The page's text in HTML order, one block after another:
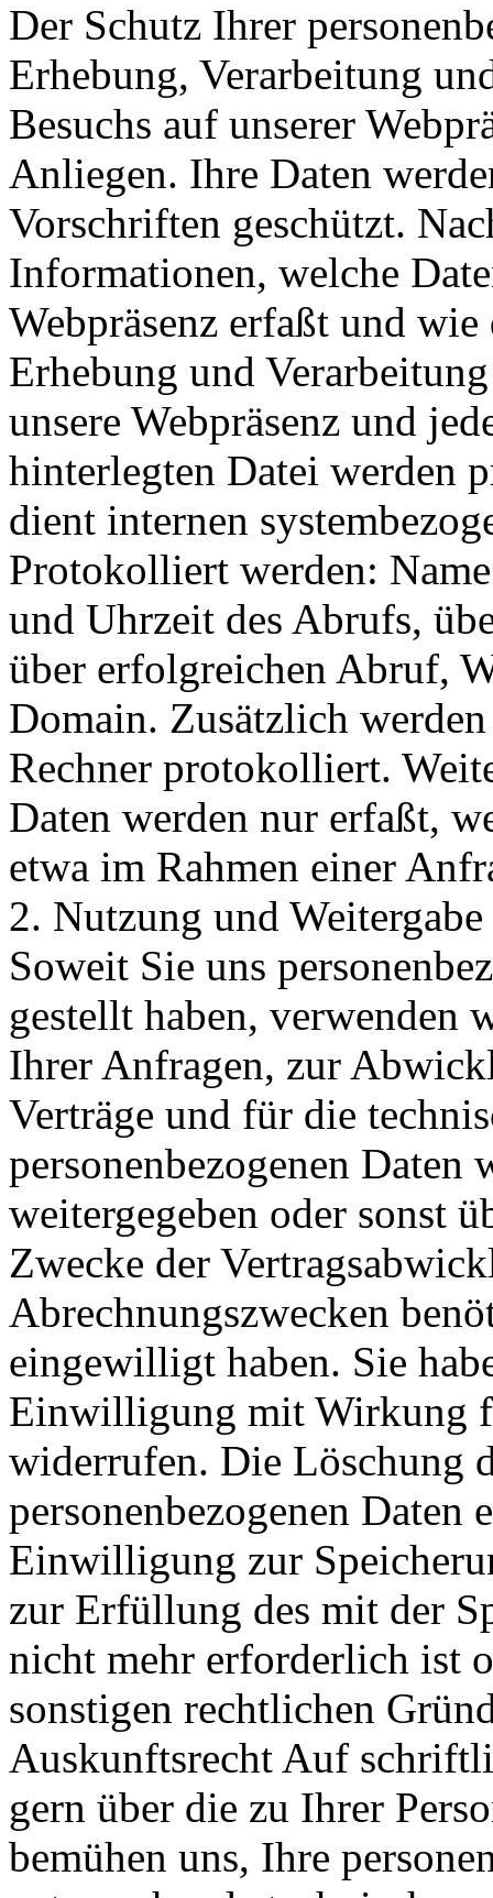
Der Schutz Ihrer
Erhebung, Verarbeitung
Besuchs auf unserer
Anliegen. Ihre Daten
Vorschriften geschützt.
Informationen, welche
Webpräsenz erfaßt und
Erhebung und
unsere Webpräsenz und
hinterlegten Datei werden
dient internen
Protokolliert werden:
und Uhrzeit des Abrufs,
über erfolgreichen Abruf,
Domain. Zusätzlich
Rechner protokolliert.
Daten werden nur erfaßt,
etwa im Rahmen einer
2. Nutzung und
Soweit Sie uns
gestellt haben, verwenden
Ihrer Anfragen, zur
Verträge und für die
personenbezogenen Daten
weitergegeben oder sonst
Zwecke der
Abrechnungszwecken
eingewilligt haben. Sie
Einwilligung mit Wirkung
widerrufen. Die Löschung
personenbezogenen
Einwilligung zur
zur Erfüllung des mit der
nicht mehr erforderlich ist
sonstigen rechtlichen
Auskunftsrecht Auf
gern über die zu Ihrer
bemühen uns, Ihre